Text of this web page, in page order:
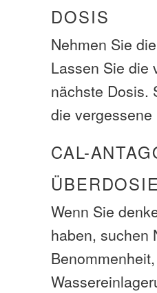
DOSIS
Nehmen Sie
Lassen Sie die
nächste Dosis.
die vergessene
CAL-
Wenn Sie
haben, suchen